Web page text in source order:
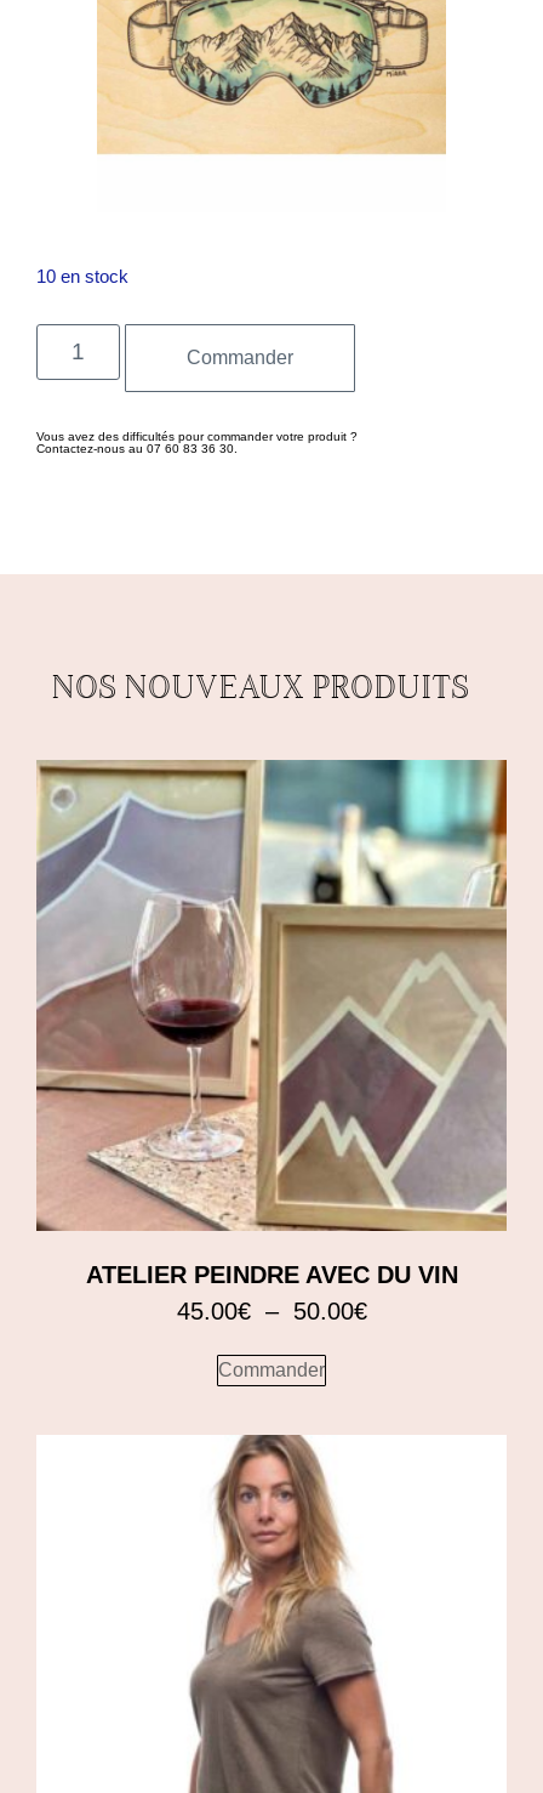
10 en stock
Commander
Vous avez des difficultés pour commander votre produit ?
Contactez-nous au 07 60 83 36 30.
NOS NOUVEAUX PRODUITS
ATELIER PEINDRE AVEC DU VIN
45.00€ – 50.00€
Commander